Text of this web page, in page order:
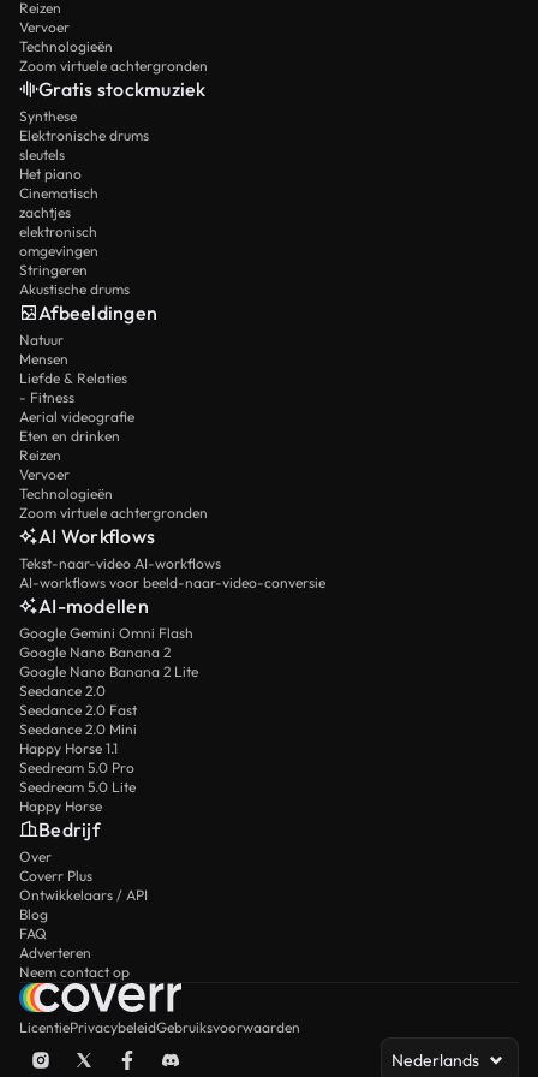
Reizen
Vervoer
Technologieën
Zoom virtuele achtergronden
Gratis stockmuziek
Synthese
Elektronische drums
sleutels
Het piano
Cinematisch
zachtjes
elektronisch
omgevingen
Stringeren
Akustische drums
Afbeeldingen
Natuur
Mensen
Liefde & Relaties
- Fitness
Aerial videografie
Eten en drinken
Reizen
Vervoer
Technologieën
Zoom virtuele achtergronden
AI Workflows
Tekst-naar-video AI-workflows
AI-workflows voor beeld-naar-video-conversie
AI-modellen
Google Gemini Omni Flash
Google Nano Banana 2
Google Nano Banana 2 Lite
Seedance 2.0
Seedance 2.0 Fast
Seedance 2.0 Mini
Happy Horse 1.1
Seedream 5.0 Pro
Seedream 5.0 Lite
Happy Horse
Bedrijf
Over
Coverr Plus
Ontwikkelaars / API
Blog
FAQ
Adverteren
Neem contact op
LicentiePrivacybeleidGebruiksvoorwaarden
Nederlands